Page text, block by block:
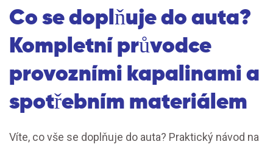
Co se doplňuje do auta?
Kompletní průvodce
provozními kapalinami a
spotřebním materiálem
Víte, co vše se doplňuje do auta? Praktický návod na